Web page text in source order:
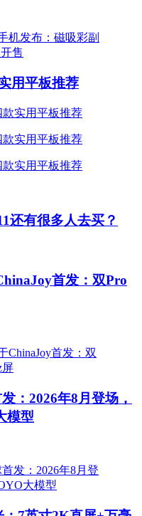
用平板推荐
还有很多人去买？
首发：双Pro
：2026年8月登场，
模型